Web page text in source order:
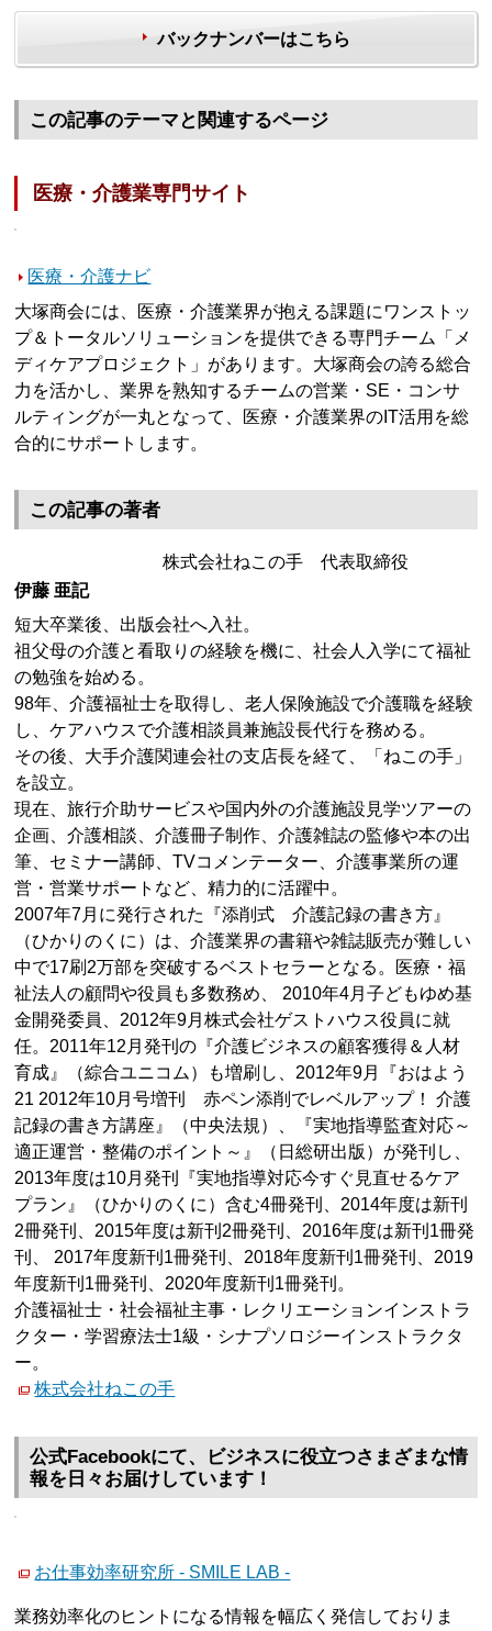
バックナンバーはこちら
この記事のテーマと関連するページ
医療・介護業専門サイト
医療・介護ナビ
大塚商会には、医療・介護業界が抱える課題にワンストッ
プ＆トータルソリューションを提供できる専門チーム「メ
ディケアプロジェクト」があります。大塚商会の誇る総合
力を活かし、業界を熟知するチームの営業・SE・コンサ
ルティングが一丸となって、医療・介護業界のIT活用を総
合的にサポートします。
この記事の著者
株式会社ねこの手 代表取締役
伊藤 亜記
短大卒業後、出版会社へ入社。
祖父母の介護と看取りの経験を機に、社会人入学にて福祉
の勉強を始める。
98年、介護福祉士を取得し、老人保険施設で介護職を経験
し、ケアハウスで介護相談員兼施設長代行を務める。
その後、大手介護関連会社の支店長を経て、「ねこの手」
を設立。
現在、旅行介助サービスや国内外の介護施設見学ツアーの
企画、介護相談、介護冊子制作、介護雑誌の監修や本の出
筆、セミナー講師、TVコメンテーター、介護事業所の運
営・営業サポートなど、精力的に活躍中。
2007年7月に発行された『添削式 介護記録の書き方』
（ひかりのくに）は、介護業界の書籍や雑誌販売が難しい
中で17刷2万部を突破するベストセラーとなる。医療・福
祉法人の顧問や役員も多数務め、 2010年4月子どもゆめ基
金開発委員、2012年9月株式会社ゲストハウス役員に就
任。2011年12月発刊の『介護ビジネスの顧客獲得＆人材
育成』（綜合ユニコム）も増刷し、2012年9月『おはよう
21 2012年10月号増刊 赤ペン添削でレベルアップ！ 介護
記録の書き方講座』（中央法規）、『実地指導監査対応～
適正運営・整備のポイント～』（日総研出版）が発刊し、
2013年度は10月発刊『実地指導対応今すぐ見直せるケア
プラン』（ひかりのくに）含む4冊発刊、2014年度は新刊
2冊発刊、2015年度は新刊2冊発刊、2016年度は新刊1冊発
刊、 2017年度新刊1冊発刊、2018年度新刊1冊発刊、2019
年度新刊1冊発刊、2020年度新刊1冊発刊。
介護福祉士・社会福祉主事・レクリエーションインストラ
クター・学習療法士1級・シナプソロジーインストラクタ
ー。
株式会社ねこの手
公式Facebookにて、ビジネスに役立つさまざまな情
報を日々お届けしています！
お仕事効率研究所 - SMILE LAB -
業務効率化のヒントになる情報を幅広く発信しておりま